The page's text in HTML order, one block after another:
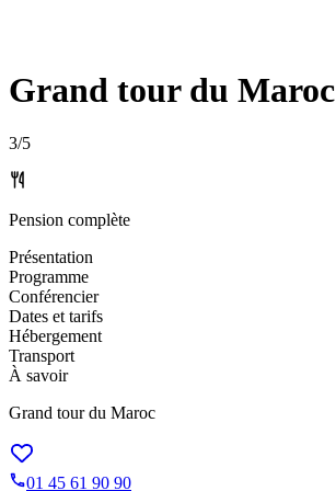
Grand tour du Maroc
3/5
Pension complète
Présentation
Programme
Conférencier
Dates et tarifs
Hébergement
Transport
À savoir
Grand tour du Maroc
01 45 61 90 90